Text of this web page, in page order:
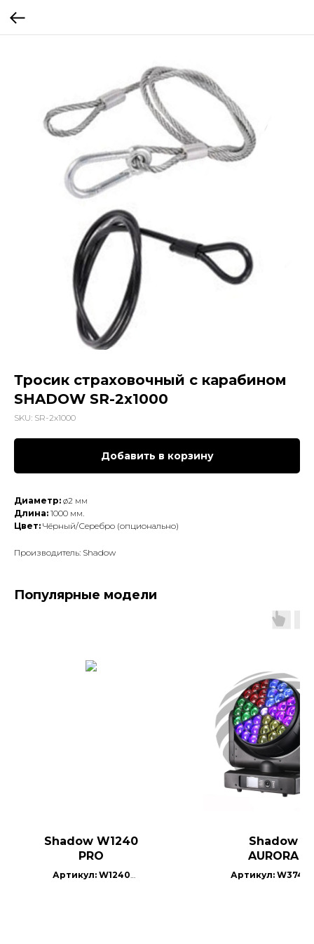
Тросик страховочный с карабином
SHADOW SR-2x1000
SKU: SR-2x1000
Добавить в корзину
Диаметр: ø2 мм
Длина: 1000 мм.
Цвет: Чёрный/Серебро (опционально)
Производитель: Shadow
Популярные модели
Shadow W1240
PRO
Артикул: W1240
Shadow
AURORA
Артикул: